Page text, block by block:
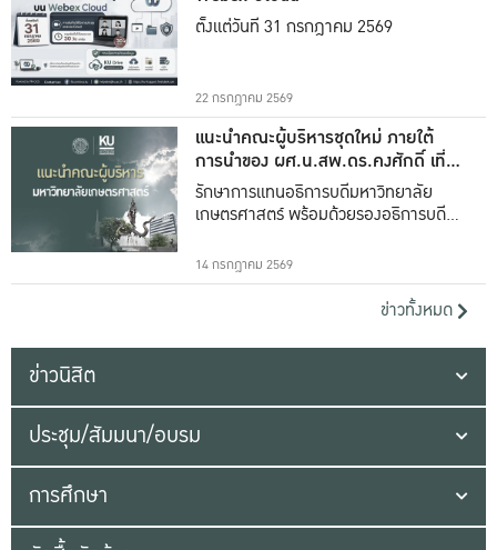
ตั้งแต่วันที่ 31 กรกฎาคม 2569
22 กรกฎาคม 2569
แนะนำคณะผู้บริหารชุดใหม่ ภายใต้
การนำของ ผศ.น.สพ.ดร.คงศักดิ์ เที่ยง
ธรรม
รักษาการแทนอธิการบดีมหาวิทยาลัย
เกษตรศาสตร์ พร้อมด้วยรองอธิการบดีทั้ง
14 กรกฎาคม 2569
ข่าวทั้งหมด
ข่าวนิสิต
ประชุม/สัมมนา/อบรม
การศึกษา